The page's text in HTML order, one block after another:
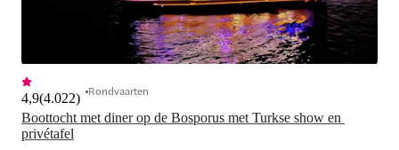
Boottocht met diner op de Bosporus met Turkse show en
privétafel
4,9(4.022) Rondvaarten